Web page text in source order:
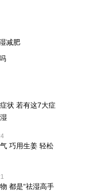
减肥
状 若有这7大症
巧用生姜 轻松
都是“祛湿高手